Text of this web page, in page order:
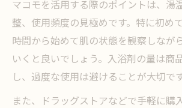
マコモを活用する際のポイントは、湯
整、使用頻度の見極めです。特に初め
時間から始めて肌の状態を観察しなが
いくと良いでしょう。入浴剤の量は商
し、過度な使用は避けることが大切です
また、ドラッグストアなどで手軽に購